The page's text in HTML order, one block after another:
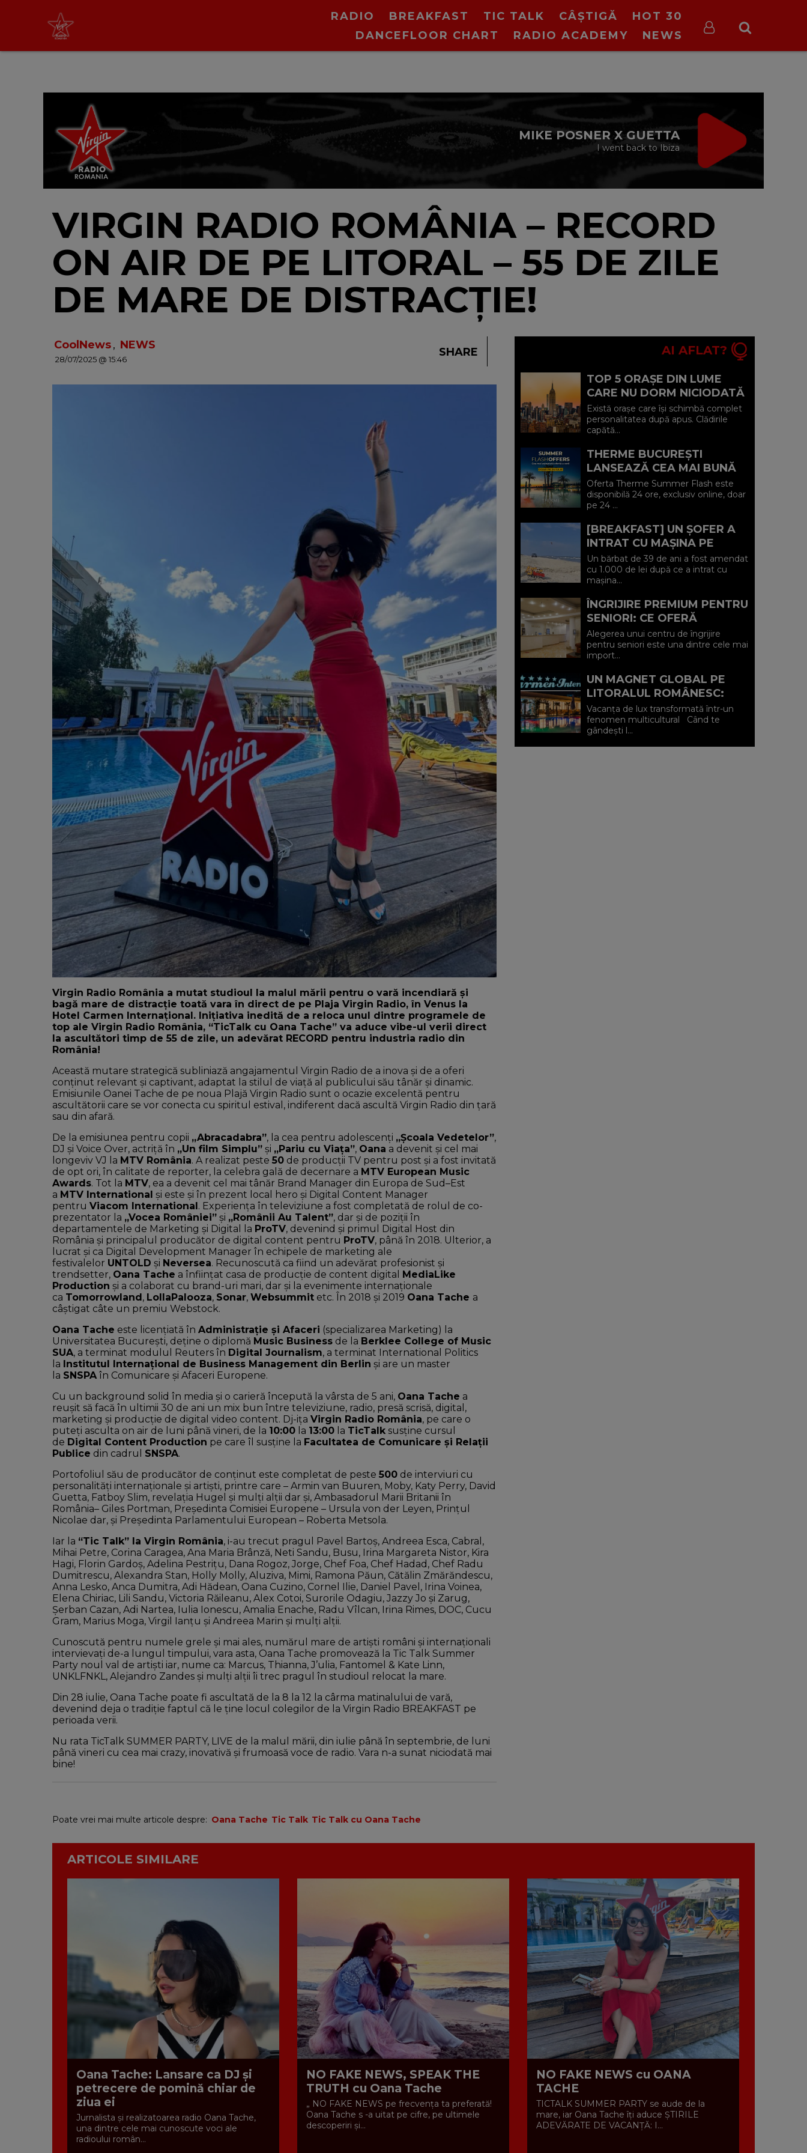
RADIO BREAKFAST TIC TALK CÂȘTIGĂ
HOT 30
DANCEFLOOR CHART
RADIO ACADEMY NEWS
VIRGIN RADIO
MUSIC
VIRGIN RADIO ROMÂNIA – RECORD
ON AIR DE PE LITORAL – 55 DE ZILE
DE MARE DE DISTRACȚIE!
CoolNews, NEWS
28/07/2025 @ 15:46
SHARE
Virgin Radio România a mutat studioul la malul mării pentru o vară incendiară și
bagă mare de distracție toată vara în direct de pe Plaja Virgin Radio, în Venus la
Hotel Carmen Internațional. Inițiativa inedită de a reloca unul dintre programele de
top ale Virgin Radio România, “TicTalk cu Oana Tache” va aduce vibe-ul verii direct
la ascultători timp de 55 de zile, un adevărat RECORD pentru industria radio din
România!
Această mutare strategică subliniază angajamentul Virgin Radio de a inova și de a oferi
conținut relevant și captivant, adaptat la stilul de viață al publicului său tânăr și dinamic.
Emisiunile Oanei Tache de pe noua Plajă Virgin Radio sunt o ocazie excelentă pentru
ascultătorii care se vor conecta cu spiritul estival, indiferent dacă ascultă Virgin Radio din țară
sau din afară.
De la emisiunea pentru copii „Abracadabra”, la cea pentru adolescenţi „Şcoala Vedetelor”,
DJ şi Voice Over, actriţă în „Un film Simplu” şi „Pariu cu Viaţa”, Oana a devenit şi cel mai
longeviv VJ la MTV România. A realizat peste 50 de producţii TV pentru post şi a fost invitată
de opt ori, în calitate de reporter, la celebra gală de decernare a MTV European Music
Awards. Tot la MTV, ea a devenit cel mai tânăr Brand Manager din Europa de Sud–Est
a MTV International şi este şi în prezent local hero şi Digital Content Manager
pentru Viacom International. Experienţa în televiziune a fost completată de rolul de co-
prezentator la „Vocea României” şi „Românii Au Talent”, dar şi de poziţii în
departamentele de Marketing şi Digital la ProTV, devenind şi primul Digital Host din
România şi principalul producător de digital content pentru ProTV, până în 2018. Ulterior, a
lucrat şi ca Digital Development Manager în echipele de marketing ale
festivalelor UNTOLD şi Neversea. Recunoscută ca fiind un adevărat profesionist şi
trendsetter, Oana Tache a înfiinţat casa de producţie de content digital MediaLike
Production şi a colaborat cu brand-uri mari, dar şi la evenimente internaţionale
ca Tomorrowland, LollaPalooza, Sonar, Websummit etc. În 2018 și 2019 Oana Tache a
câştigat câte un premiu Webstock.
Oana Tache este licențiată în Administrație și Afaceri (specializarea Marketing) la
Universitatea București, deține o diplomă Music Business de la Berklee College of Music
SUA, a terminat modulul Reuters în Digital Journalism, a terminat International Politics
la Institutul Internațional de Business Management din Berlin și are un master
la SNSPAîn Comunicare și Afaceri Europene.
Cu un background solid în media şi o carieră începută la vârsta de 5 ani, Oana Tache a
reuşit să facă în ultimii 30 de ani un mix bun între televiziune, radio, presă scrisă, digital,
marketing şi producţie de digital video content. Dj-ița Virgin Radio România, pe care o
puteți asculta on air de luni până vineri, de la 10:00 la 13:00 la TicTalk susține cursul
de Digital Content Production pe care îl susține la Facultatea de Comunicare și Relații
Publice din cadrul SNSPA.
Portofoliul său de producător de conţinut este completat de peste 500 de interviuri cu
personalităţi internaţionale şi artişti, printre care – Armin van Buuren, Moby, Katy Perry, David
Guetta, Fatboy Slim, revelația Hugel și mulți alții dar și, Ambasadorul Marii Britanii în
România– Giles Portman, Președinta Comisiei Europene – Ursula von der Leyen, Prințul
Nicolae dar, și Președinta Parlamentului European – Roberta Metsola.
Iar la “Tic Talk” la Virgin România, i-au trecut pragul Pavel Bartoș, Andreea Esca, Cabral,
Mihai Petre, Corina Caragea, Ana Maria Brânză, Neti Sandu, Busu, Irina Margareta Nistor, Kira
Hagi, Florin Gardoș, Adelina Pestrițu, Dana Rogoz, Jorge, Chef Foa, Chef Hadad, Chef Radu
Dumitrescu, Alexandra Stan, Holly Molly, Aluziva, Mimi, Ramona Păun, Cătălin Zmărăndescu,
Anna Lesko, Anca Dumitra, Adi Hădean, Oana Cuzino, Cornel Ilie, Daniel Pavel, Irina Voinea,
Elena Chiriac, Lili Sandu, Victoria Răileanu, Alex Cotoi, Surorile Odagiu, Jazzy Jo și Zarug,
Șerban Cazan, Adi Nartea, Iulia Ionescu, Amalia Enache, Radu Vîlcan, Irina Rimes, DOC, Cucu
Gram, Marius Moga, Virgil Ianțu și Andreea Marin și mulți alții.
Cunoscută pentru numele grele și mai ales, numărul mare de artiști români și internaționali
intervievați de-a lungul timpului, vara asta, Oana Tache promovează la Tic Talk Summer
Party noul val de artiști iar, nume ca: Marcus, Thianna, J’ulia, Fantomel & Kate Linn,
UNKLFNKL, Alejandro Zandes și mulți alții îi trec pragul în studioul relocat la mare.
Din 28 iulie, Oana Tache poate fi ascultată de la 8 la 12 la cârma matinalului de vară,
devenind deja o tradiție faptul că le ține locul colegilor de la Virgin Radio BREAKFAST pe
perioada verii.
Nu rata TicTalk SUMMER PARTY, LIVE de la malul mării, din iulie până în septembrie, de luni
până vineri cu cea mai crazy, inovativă și frumoasă voce de radio. Vara n-a sunat niciodată mai
bine!
Poate vrei mai multe articole despre: Oana Tache Tic Talk Tic Talk cu Oana Tache
AI AFLAT?
TOP 5 ORAȘE DIN LUME
CARE NU DORM NICIODATĂ
ȘI POVEȘTILE DIN SPATELE
CELOR MAI CELEBRE
BULEVARDE DE ...
Există orașe care își schimbă complet
personalitatea după apus. Clădirile
capătă...
THERME BUCUREȘTI
LANSEAZĂ CEA MAI BUNĂ
OFERTĂ A VERII: MINUS 20%
LA VOUCHERE, DOAR PE 24
IULIE (P)...
Oferta Therme Summer Flash este
disponibilă 24 ore, exclusiv online, doar
pe 24 ...
[BREAKFAST] UN ȘOFER A
INTRAT CU MAȘINA PE
PLAJA DIN VADU ȘI A FOST
AMENDAT.
Un bărbat de 39 de ani a fost amendat
cu 1.000 de lei după ce a intrat cu
mașina...
ÎNGRIJIRE PREMIUM PENTRU
SENIORI: CE OFERĂ
CENTRUL AFFINITY LIFE
CARE (P)
Alegerea unui centru de îngrijire
pentru seniori este una dintre cele mai
import...
UN MAGNET GLOBAL PE
LITORALUL ROMÂNESC:
HOTEL CARMEN
INTERNATIONAL 5★ DIN
VENUS (P)
Vacanța de lux transformată într-un
fenomen multicultural Când te
gândești l...
ARTICOLE SIMILARE
Oana Tache: Lansare ca DJ și
petrecere de pomină chiar de
ziua ei
Jurnalista și realizatoarea radio Oana Tache,
una dintre cele mai cunoscute voci ale
radioului român...
NO FAKE NEWS, SPEAK THE
TRUTH cu Oana Tache
„ NO FAKE NEWS pe frecvența ta preferată!
Oana Tache s -a uitat pe cifre, pe ultimele
descoperiri și...
NO FAKE NEWS cu OANA
TACHE
TICTALK SUMMER PARTY se aude de la
mare, iar Oana Tache îți aduce ȘTIRILE
ADEVĂRATE DE VACANȚĂ: I...